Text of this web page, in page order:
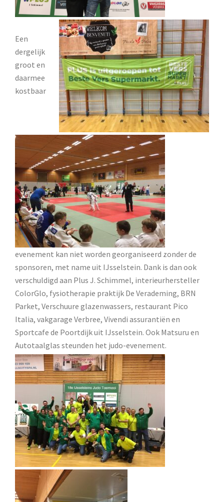
Een
dergelijk
groot en
daarmee
kostbaar
evenement kan niet worden georganiseerd zonder de
sponsoren, met name uit IJsselstein. Dank is dan ook
verschuldigd aan Plus J. Schimmel, interieurhersteller
ColorGlo, fysiotherapie praktijk De Verademing, BRN
Parket, Verschuure glazenwassers, restaurant Pico
Italia, vakgarage Verbree, Vivendi assurantiën en
Sportcafe de Poortdijk uit IJsselstein. Ook Matsuru en
Autotaalglas steunden het judo-evenement.